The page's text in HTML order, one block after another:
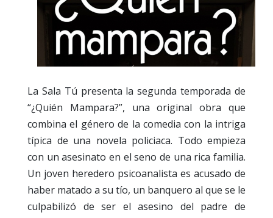
La Sala Tú presenta la segunda temporada de
“¿Quién Mampara?”, una original obra que
combina el género de la comedia con la intriga
típica de una novela policiaca. Todo empieza
con un asesinato en el seno de una rica familia.
Un joven heredero psicoanalista es acusado de
haber matado a su tío, un banquero al que se le
culpabilizó de ser el asesino del padre de